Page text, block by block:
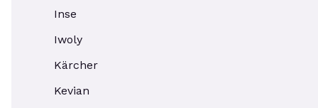
Inse
Iwoly
Kärcher
Kevian